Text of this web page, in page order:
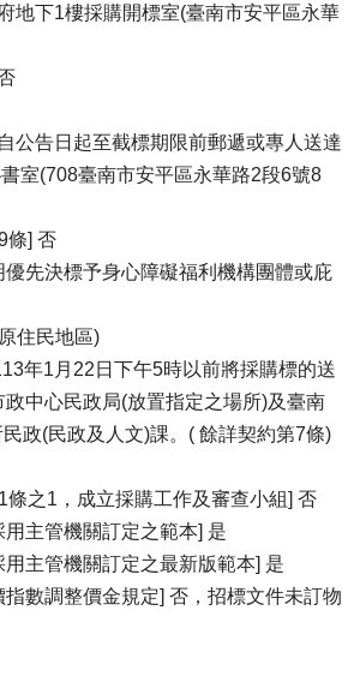
地下1樓採購開標室(臺南市安平區永華
公告日起至截標期限前郵遞或專人送達
室(708臺南市安平區永華路2段6號8
條] 否
優先決標予身心障礙福利機構團體或庇
住民地區)
年1月22日下午5時以前將採購標的送
中心民政局(放置指定之場所)及臺南
政(民政及人文)課。( 餘詳契約第7條)
條之1，成立採購工作及審查小組] 否
主管機關訂定之範本] 是
主管機關訂定之最新版範本] 是
數調整價金規定] 否，招標文件未訂物